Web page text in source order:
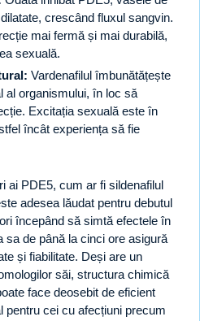
crescând fluxul sangvin.
mai fermă și mai durabilă,
sexuală.
Vardenafilul îmbunătățește
al organismului, în loc să
Excitația sexuală este în
încât experiența să fie
ai PDE5, cum ar fi sildenafilul
adesea lăudat pentru debutul
începând să simtă efectele în
sa de până la cinci ore asigură
și fiabilitate. Deși are un
săi, structura chimică
face deosebit de eficient
pentru cei cu afecțiuni precum